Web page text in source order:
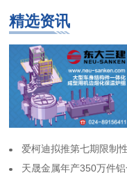
精选资讯
爱柯迪拟推第七期限制
天晟金属年产350万件